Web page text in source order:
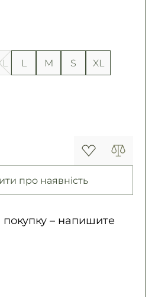
L M S
XL
про наявність
– напишите